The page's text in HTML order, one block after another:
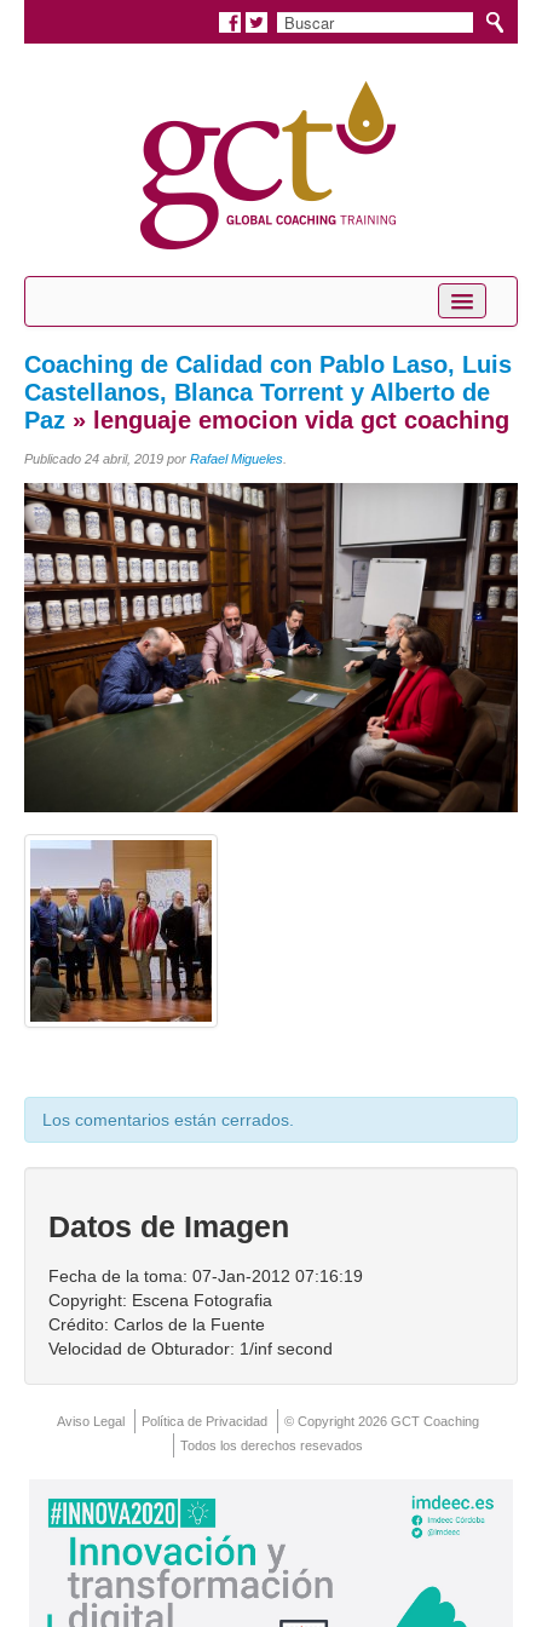
Conócenos
Servicios
Coaching Personal
Coaching Profesional
Coaching Ejecutivo
Coaching de Equipos
Píldoras
Talleres
Proyectos
Proyecto AVICENA
Smart Service
Direct Project
Certificación
Coaching de Calidad con Pablo Laso, Luis
Castellanos, Blanca Torrent y Alberto de
Paz » lenguaje emocion vida gct coaching
Publicado 24 abril, 2019 por Rafael Migueles
Los comentarios están cerrados.
Datos de Imagen
Fecha de la toma: 07-Jan-2012 07:16:19
Copyright: Escena Fotografia
Crédito: Carlos de la Fuente
Velocidad de Obturador: 1/inf second
Aviso Legal Política de Privacidad
© Copyright 2026 GCT Coaching
Todos los derechos resevados